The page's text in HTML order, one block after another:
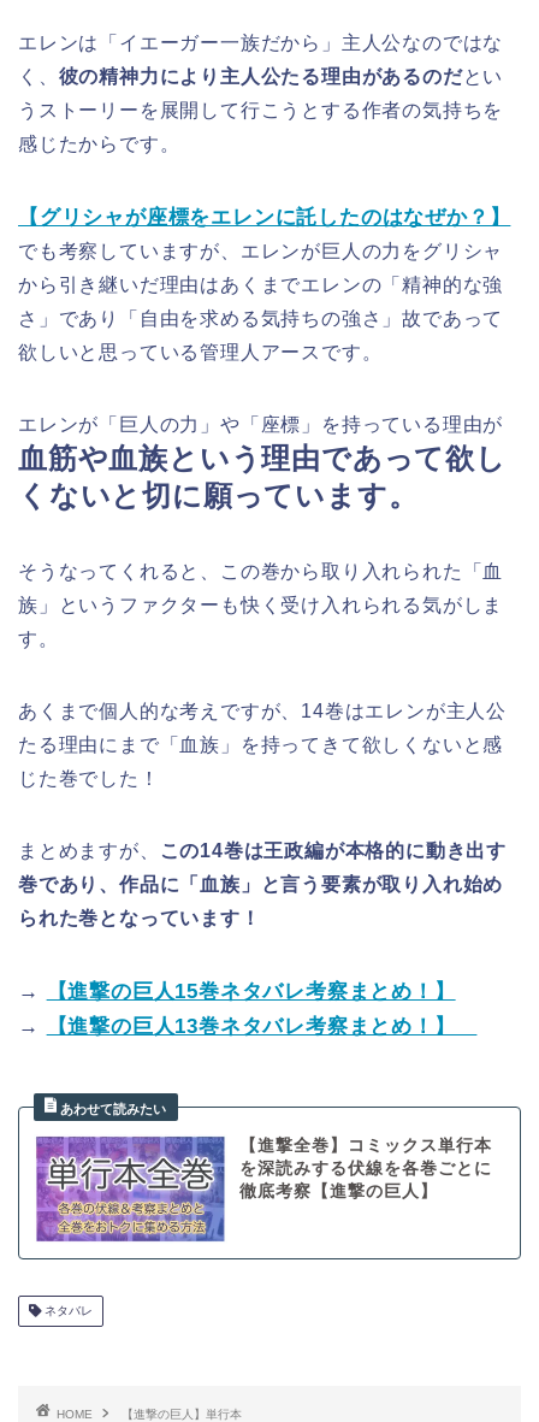
エレンは「イエーガー一族だから」主人公なのではな
く、 彼の精神力により主人公たる理由があるのだとい
うストーリーを展開して行こうとする作者の気持ちを
感じたからです。
【グリシャが座標をエレンに託したのはなぜか？】
でも考察していますが、エレンが巨人の力をグリシャ
から引き継いだ理由はあくまでエレンの「精神的な強
さ」であり「自由を求める気持ちの強さ」故であって
欲しいと思っている管理人アースです。
エレンが「巨人の力」や「座標」を持っている理由が
血筋や血族という理由であって欲し
くないと切に願っています。
そうなってくれると、この巻から取り入れられた「血
族」というファクターも快く受け入れられる気がしま
す。
あくまで個人的な考えですが、14巻はエレンが主人公
たる理由にまで「血族」を持ってきて欲しくないと感
じた巻でした！
まとめますが、
この14巻は王政編が本格的に動き出す
巻であり、作品に「血族」と言う要素が取り入れ始め
られた巻となっています！
→
【進撃の巨人15巻ネタバレ考察まとめ！】
→
【進撃の巨人13巻ネタバレ考察まとめ！】
【進撃全巻】コミックス単行本
を深読みする伏線を各巻ごとに
徹底考察【進撃の巨人】
ネタバレ
HOME
【進撃の巨人】単行本